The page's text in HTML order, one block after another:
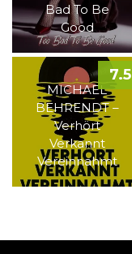
Bad To Be
Good
MICHAEL
BEHRENDT –
Verhört
Verkannt
Vereinnahmt
7.5